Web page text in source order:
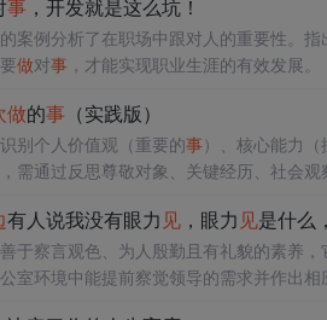
事 ，开发就是这么坑！
案例分析了在职场中跟对人的重要性。
做对事，才能实现职业生涯的有效发展。
做的事 （实践版）
别个人价值观（重要的事）、核心能力（
需通过反思尊敬对象、关键经历、社会观
有人说我没有眼力 见，眼力 见是什么
于察言观色、为人殷勤且有礼貌的素养
室环境中能提前察觉领导的需求并作出相